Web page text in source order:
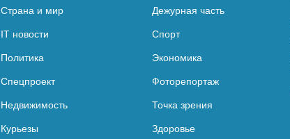
Страна и мир Дежурная часть
IT новости Спорт
Политика Экономика
Спецпроект Фоторепортаж
Недвижимость Точка зрения
Курьезы Здоровье